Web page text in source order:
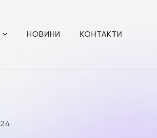
НОВИНИ КОНТАКТИ